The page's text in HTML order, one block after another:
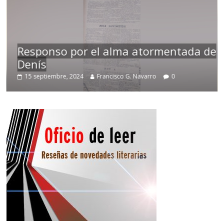
Responso por el alma atormentada de
Denís
15 septiembre, 2024 Francisco G. Navarro 0